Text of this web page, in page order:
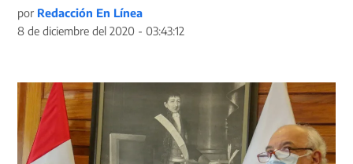
por Redacción En Línea
8 de diciembre del 2020 - 03:43:12